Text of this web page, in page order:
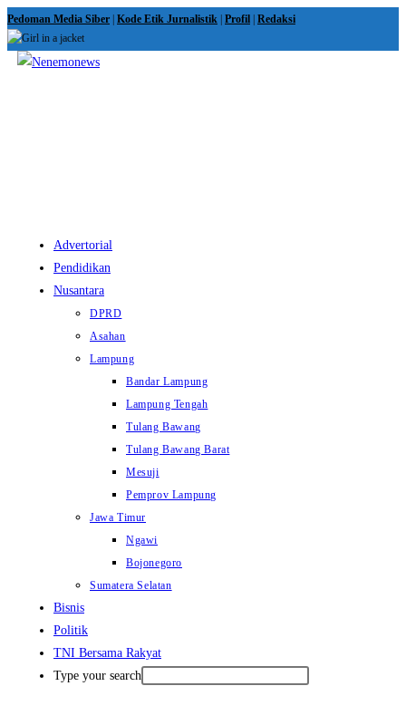
Skip
to
content
Pedoman Media Siber Kode Etik Jurnalistik Profil Redaksi
Advertorial
Pendidikan
Nusantara
DPRD
Asahan
Lampung
Bandar Lampung
Lampung Tengah
Tulang Bawang
Tulang Bawang Barat
Mesuji
Pemprov Lampung
Jawa Timur
Ngawi
Bojonegoro
Sumatera Selatan
Bisnis
Politik
TNI Bersama Rakyat
Type your search